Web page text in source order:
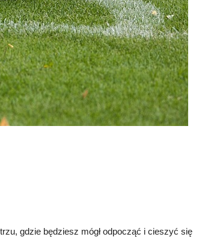
gdzie będziesz mógł odpocząć i cieszyć się